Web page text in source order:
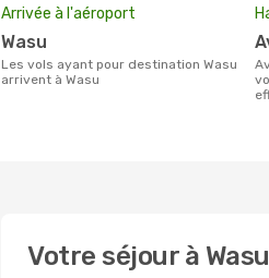
Arrivée à l'aéroport
Wasu
Les vols ayant pour destination Wasu
arrivent à Wasu
avril est la période la plus chargée pour
Votre séjour à Wasu